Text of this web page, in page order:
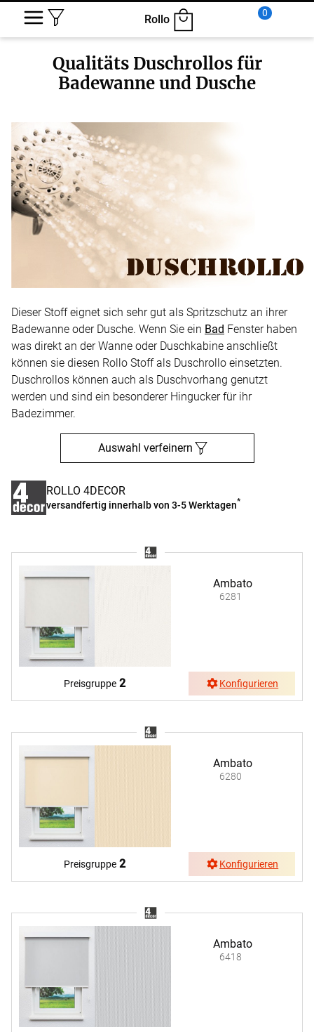
Rollo
0
Qualitäts Duschrollos für
Badewanne und Dusche
Dieser Stoff eignet sich sehr gut als Spritzschutz an ihrer
Badewanne oder Dusche. Wenn Sie ein Bad Fenster haben
was direkt an der Wanne oder Duschkabine anschließt
können sie diesen Rollo Stoff als Duschrollo einsetzten.
Duschrollos können auch als Duschvorhang genutzt
werden und sind ein besonderer Hingucker für ihr
Badezimmer.
Auswahl verfeinern
ROLLO 4DECOR
versandfertig innerhalb von 3-5 Werktagen*
Ambato
6281
Preisgruppe 2 Konfigurieren
Ambato
6280
Preisgruppe 2 Konfigurieren
Ambato
6418